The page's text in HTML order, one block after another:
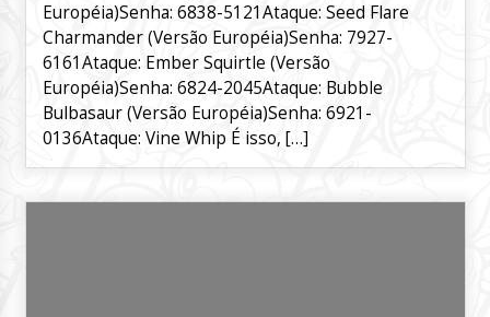
Européia)Senha: 6838-5121Ataque: Seed Flare
Charmander (Versão Européia)Senha: 7927-
6161Ataque: Ember Squirtle (Versão
Européia)Senha: 6824-2045Ataque: Bubble
Bulbasaur (Versão Européia)Senha: 6921-
0136Ataque: Vine Whip É isso, […]